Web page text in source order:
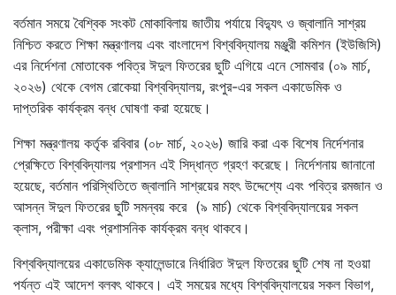
বর্তমান সময়ে বৈশ্বিক সংকট মোকাবিলায় জাতীয় পর্যায়ে বিদ্যুৎ ও জ্বালানি সাশ্রয়
নিশ্চিত করতে শিক্ষা মন্ত্রণালয় এবং বাংলাদেশ বিশ্ববিদ্যালয় মঞ্জুরী কমিশন (ইউজিসি)
এর নির্দেশনা মোতাবেক পবিত্র ঈদুল ফিতরের ছুটি এগিয়ে এনে সোমবার (০৯ মার্চ,
২০২৬) থেকে বেগম রোকেয়া বিশ্ববিদ্যালয়, রংপুর-এর সকল একাডেমিক ও
দাপ্তরিক কার্যক্রম বন্ধ ঘোষণা করা হয়েছে।
শিক্ষা মন্ত্রণালয় কর্তৃক রবিবার (০৮ মার্চ, ২০২৬) জারি করা এক বিশেষ নির্দেশনার
প্রেক্ষিতে বিশ্ববিদ্যালয় প্রশাসন এই সিদ্ধান্ত গ্রহণ করেছে। নির্দেশনায় জানানো
হয়েছে, বর্তমান পরিস্থিতিতে জ্বালানি সাশ্রয়ের মহৎ উদ্দেশ্যে এবং পবিত্র রমজান ও
আসন্ন ঈদুল ফিতরের ছুটি সমন্বয় করে (৯ মার্চ) থেকে বিশ্ববিদ্যালয়ের সকল
ক্লাস, পরীক্ষা এবং প্রশাসনিক কার্যক্রম বন্ধ থাকবে।
বিশ্ববিদ্যালয়ের একাডেমিক ক্যালেন্ডারে নির্ধারিত ঈদুল ফিতরের ছুটি শেষ না হওয়া
পর্যন্ত এই আদেশ বলবৎ থাকবে। এই সময়ের মধ্যে বিশ্ববিদ্যালয়ের সকল বিভাগ,